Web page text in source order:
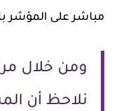
مباشر على المؤشر
ومن خلال
نلاحظ أن